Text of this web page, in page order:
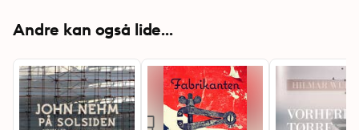
æresmedlem. Han modtog i 1950 Kollegernes ærespris,
i 1952 modtog han Nexøprisen og i 1982 modtog hans
Andre kan også lide...